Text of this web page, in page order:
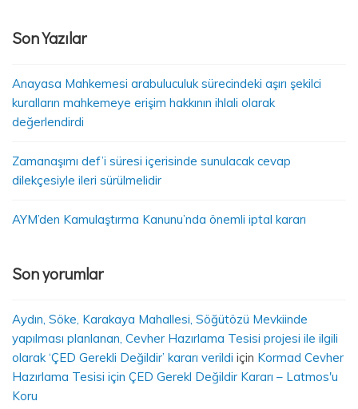
Son Yazılar
Anayasa Mahkemesi arabuluculuk sürecindeki aşırı şekilci
kuralların mahkemeye erişim hakkının ihlali olarak
değerlendirdi
Zamanaşımı def’i süresi içerisinde sunulacak cevap
dilekçesiyle ileri sürülmelidir
AYM’den Kamulaştırma Kanunu’nda önemli iptal kararı
Son yorumlar
Aydın, Söke, Karakaya Mahallesi, Söğütözü Mevkiinde
yapılması planlanan, Cevher Hazırlama Tesisi projesi ile ilgili
olarak ‘ÇED Gerekli Değildir’ kararı verildi için Kormad Cevher
Hazırlama Tesisi için ÇED Gerekl Değildir Kararı – Latmos'u
Koru